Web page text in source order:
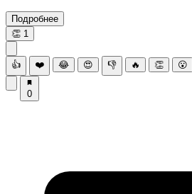
Подробнее
👏 1
👍 ❤️ 😂 😍 👎 🔥 👏 😮
0